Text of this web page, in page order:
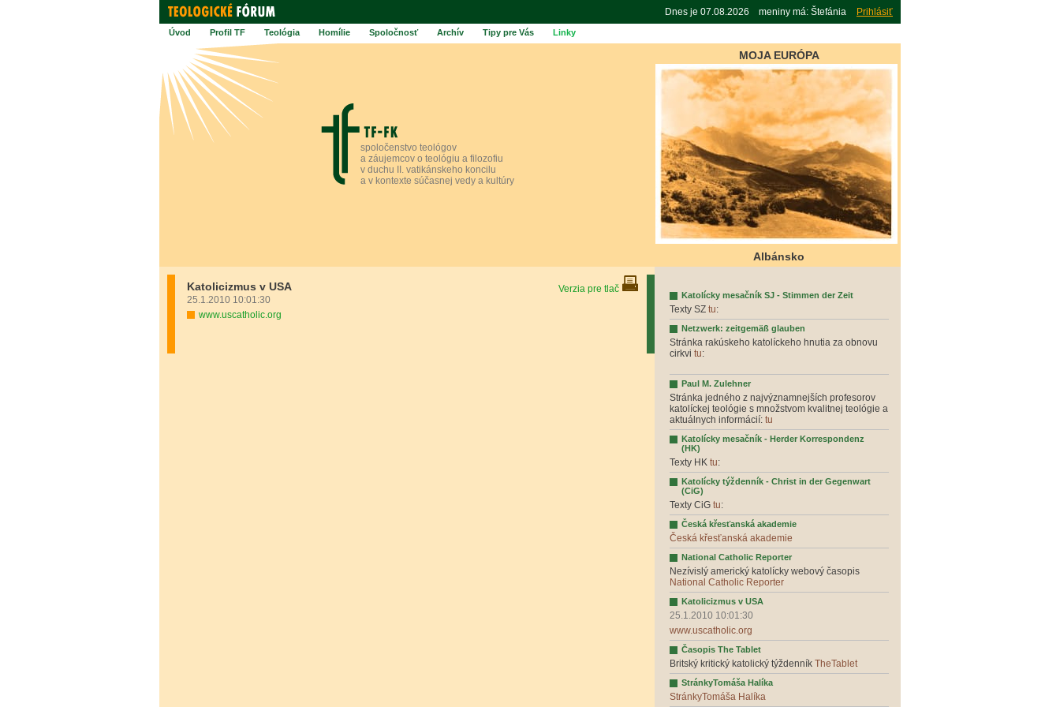
Dnes je 07.08.2026 meniny má: Štefánia Prihlásiť
Úvod Profil TF Teológia Homílie Spoločnosť Archív Tipy pre Vás Linky
spoločenstvo teológov
a záujemcov o teológiu a filozofiu
v duchu II. vatikánskeho koncilu
a v kontexte súčasnej vedy a kultúry
MOJA EURÓPA
Albánsko
Verzia pre tlač
Katolicizmus v USA
25.1.2010 10:01:30
www.uscatholic.org
Katolícky mesačník SJ - Stimmen der Zeit
Texty SZ tu:
Netzwerk: zeitgemäß glauben
Stránka rakúskeho katolíckeho hnutia za obnovu
cirkvi tu:
Paul M. Zulehner
Stránka jedného z najvýznamnejších profesorov
katolíckej teológie s množstvom kvalitnej teológie a
aktuálnych informácií: tu
Katolícky mesačník - Herder Korrespondenz
(HK)
Texty HK tu:
Katolícky týždenník - Christ in der Gegenwart
(CiG)
Texty CiG tu:
Česká křesťanská akademie
Česká křesťanská akademie
National Catholic Reporter
Nezívislý americký katolícky webový časopis
National Catholic Reporter
Katolicizmus v USA
25.1.2010 10:01:30
www.uscatholic.org
Časopis The Tablet
Britský kritický katolický týždenník TheTablet
StránkyTomáša Halíka
StránkyTomáša Halíka